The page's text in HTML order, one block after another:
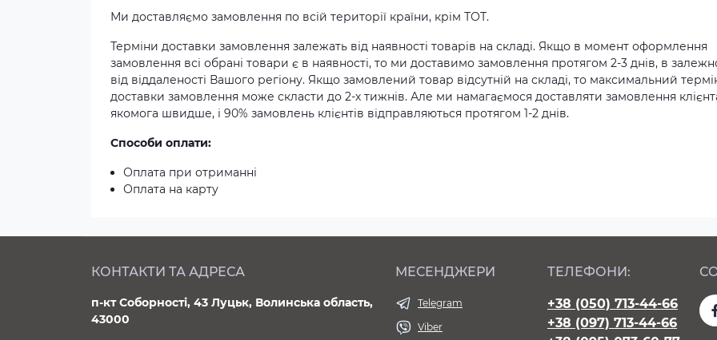
Ми доставляємо замовлення по всій території країни, крім ТОТ.
Терміни доставки замовлення залежать від наявності товарів на складі. Якщо в момент оформлення
замовлення всі обрані товари є в наявності, то ми доставимо замовлення протягом 2-3 днів, в
від віддаленості Вашого регіону. Якщо замовлений товар відсутній на складі, то максимальний
доставки замовлення може скласти до 2-х тижнів. Але ми намагаємося доставляти замовлення
якомога швидше, і 90% замовлень клієнтів відправляються протягом 1-2 днів.
Способи оплати:
Оплата при отриманні
Оплата на карту
КОНТАКТИ ТА АДРЕСА
п-кт Соборності, 43 Луцьк, Волинська область,
43000
МЕСЕНДЖЕРИ
Telegram
Viber
ТЕЛЕФОНИ:
+38 (050) 713-44-66
+38 (097) 713-44-66